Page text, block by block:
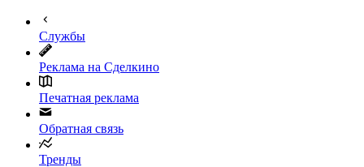
Службы
Реклама на Сделкино
Печатная реклама
Обратная связь
Тренды